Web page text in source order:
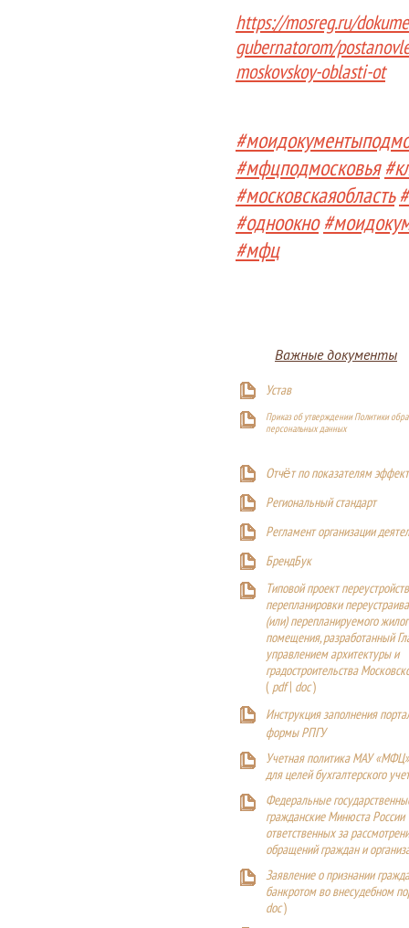
https://mosreg.ru/
gubernatorom/
moskovskoy-oblasti-ot
#мфцподмосковья
#московскаяобласть
#одноокно
#мфц
Важные документы
Устав
Приказ об утверждении Политики
персональных данных
Отчёт по показателям
Региональный стандарт
Регламент организации
БрендБук
Типовой проект
перепланировки
(или) перепланируемого
помещения, разработанный
управлением архитектуры и
градостроительства
(pdf| doc)
Инструкция заполнения
формы РПГУ
Учетная политика МАУ
для целей бухгалтерского
Федеральные
гражданские Минюста России
ответственных за
обращений граждан и
Заявление о признании
банкротом во внесудебном
doc)